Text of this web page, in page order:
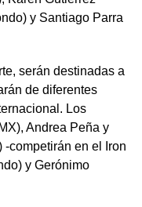
y Santiago Parra
serán destinadas a
de diferentes
Los
Andrea Peña y
-competirán en el Iron
y Gerónimo